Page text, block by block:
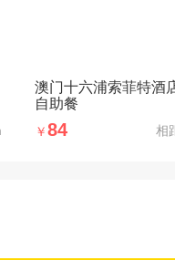
澳门十六浦索菲特酒
自助餐
￥84 相